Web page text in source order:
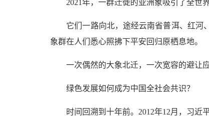
2021年，一群迁徙的亚洲象吸引了全世界
它们一路向北，途经云南省普洱、红河、
象群在人们悉心照拂下平安回归原栖息地。
一次偶然的大象北迁，一次宽容的避让应
绿色发展如何成为中国全社会共识？
时间回溯到十年前。2012年12月，习近平